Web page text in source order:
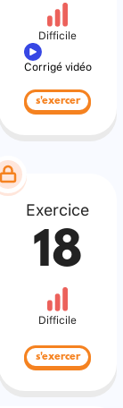
Difficile
Corrigé vidéo
s'exercer
Exercice
18
Difficile
s'exercer